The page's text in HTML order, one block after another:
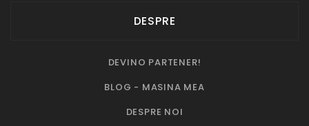
DESPRE
DEVINO PARTENER!
BLOG - MASINA MEA
DESPRE NOI